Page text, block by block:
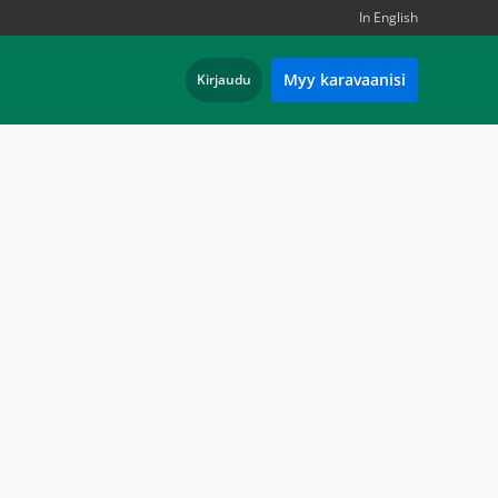
In English
Kirjaudu Myy karavaanisi